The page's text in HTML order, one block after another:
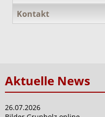
Kontakt
Aktuelle News
26.07.2026